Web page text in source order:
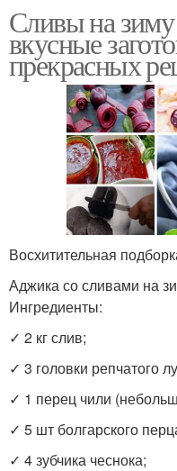
Сливы на
вкусные
прекрасных
Восхитительная
Аджика со сливами на
Ингредиенты:
✓ 2 кг слив;
✓ 3 головки репчатого
✓ 1 перец чили
✓ 5 шт болгарского
✓ 4 зубчика чеснока;